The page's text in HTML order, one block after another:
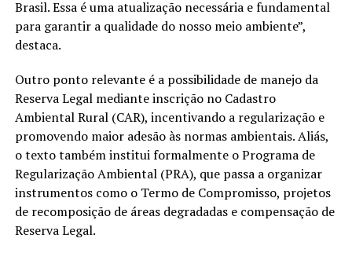
Brasil. Essa é uma atualização necessária e fundamental
para garantir a qualidade do nosso meio ambiente”,
destaca.
Outro ponto relevante é a possibilidade de manejo da
Reserva Legal mediante inscrição no Cadastro
Ambiental Rural (CAR), incentivando a regularização e
promovendo maior adesão às normas ambientais. Aliás,
o texto também institui formalmente o Programa de
Regularização Ambiental (PRA), que passa a organizar
instrumentos como o Termo de Compromisso, projetos
de recomposição de áreas degradadas e compensação de
Reserva Legal.